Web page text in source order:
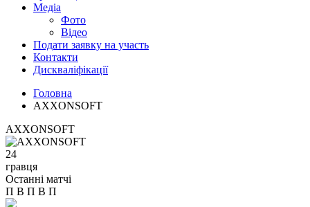
Медіа
Фото
Відео
Подати заявку на участь
Контакти
Дискваліфікації
Головна
AXXONSOFT
AXXONSOFT
24
гравця
Останні матчі
П В П В П